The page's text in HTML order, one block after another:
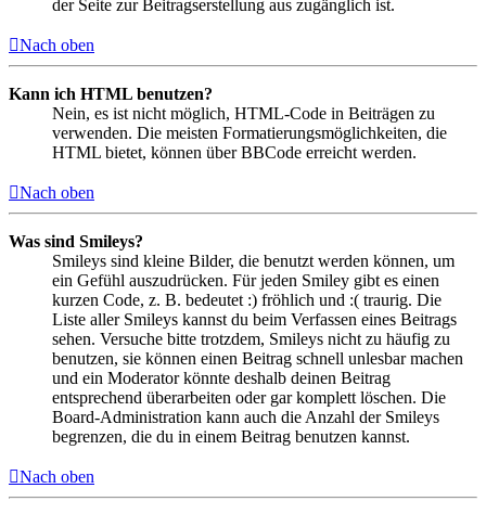
der Seite zur Beitragserstellung aus zugänglich ist.
Nach oben
Kann ich HTML benutzen?
Nein, es ist nicht möglich, HTML-Code in Beiträgen zu
verwenden. Die meisten Formatierungsmöglichkeiten, die
HTML bietet, können über BBCode erreicht werden.
Nach oben
Was sind Smileys?
Smileys sind kleine Bilder, die benutzt werden können, um
ein Gefühl auszudrücken. Für jeden Smiley gibt es einen
kurzen Code, z. B. bedeutet :) fröhlich und :( traurig. Die
Liste aller Smileys kannst du beim Verfassen eines Beitrags
sehen. Versuche bitte trotzdem, Smileys nicht zu häufig zu
benutzen, sie können einen Beitrag schnell unlesbar machen
und ein Moderator könnte deshalb deinen Beitrag
entsprechend überarbeiten oder gar komplett löschen. Die
Board-Administration kann auch die Anzahl der Smileys
begrenzen, die du in einem Beitrag benutzen kannst.
Nach oben